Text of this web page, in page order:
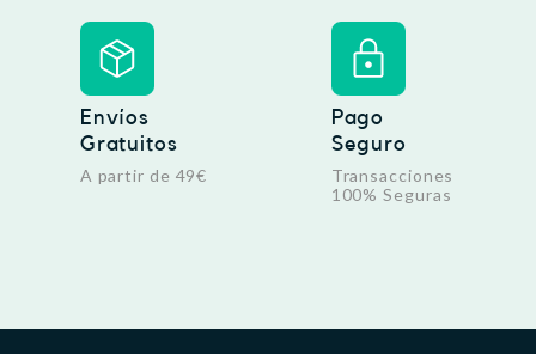
Envíos
Gratuitos
A partir de 49€
Pago
Seguro
Transacciones
100% Seguras